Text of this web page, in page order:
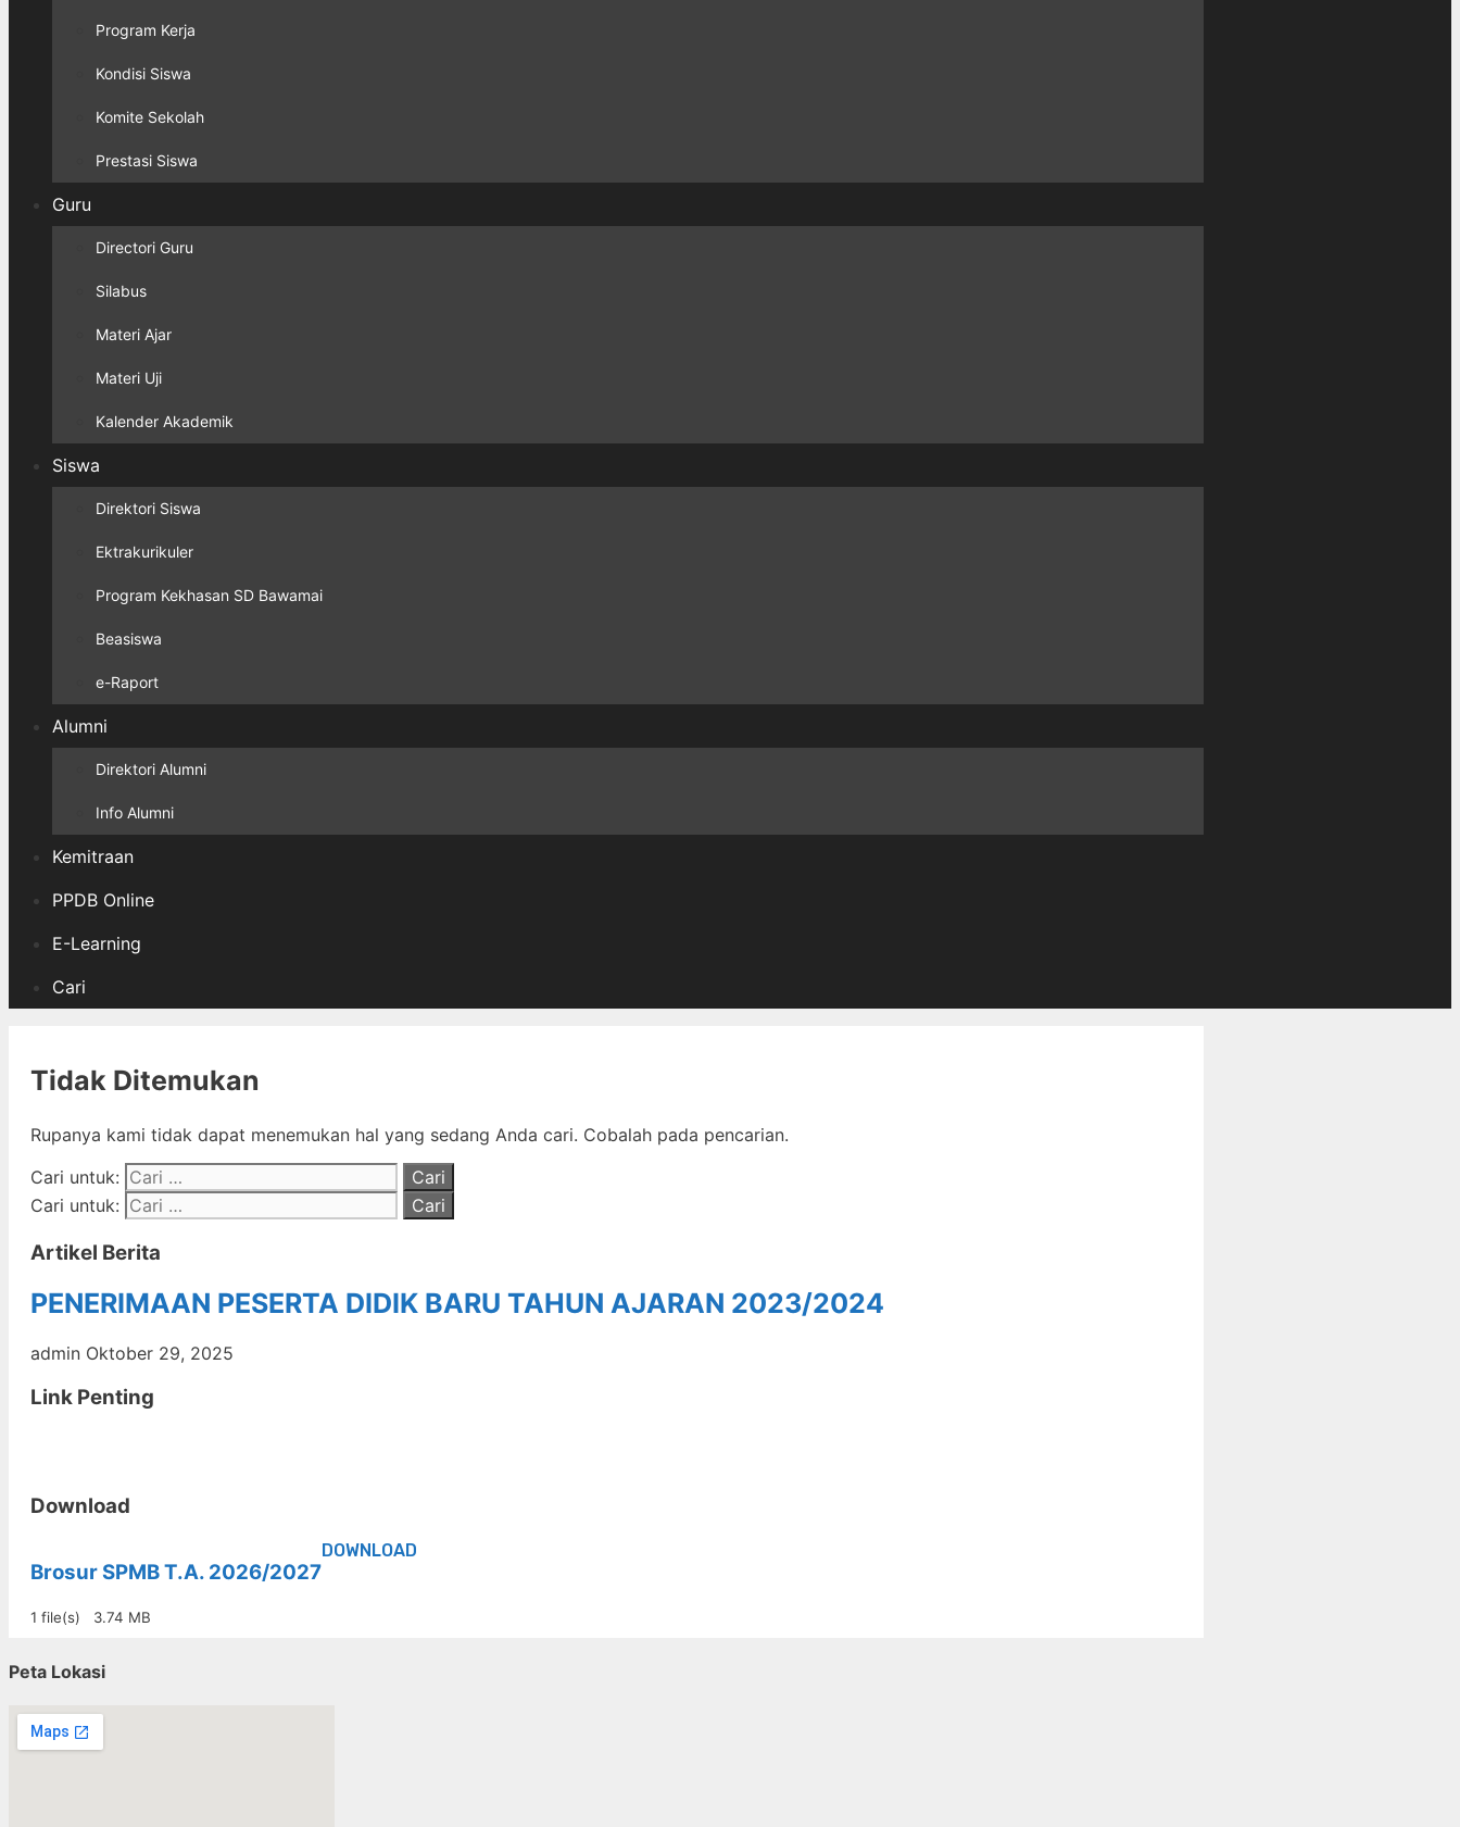
Program Kerja
Kondisi Siswa
Komite Sekolah
Prestasi Siswa
Guru
Directori Guru
Silabus
Materi Ajar
Materi Uji
Kalender Akademik
Siswa
Direktori Siswa
Ektrakurikuler
Program Kekhasan SD Bawamai
Beasiswa
e-Raport
Alumni
Direktori Alumni
Info Alumni
Kemitraan
PPDB Online
E-Learning
Cari
Tidak Ditemukan
Rupanya kami tidak dapat menemukan hal yang sedang Anda cari. Cobalah pada pencarian.
Cari untuk:
Cari untuk:
Artikel Berita
PENERIMAAN PESERTA DIDIK BARU TAHUN AJARAN 2023/2024
admin Oktober 29, 2025
Link Penting
Download
Brosur SPMB T.A. 2026/2027
1 file(s) 3.74 MB
DOWNLOAD
Peta Lokasi